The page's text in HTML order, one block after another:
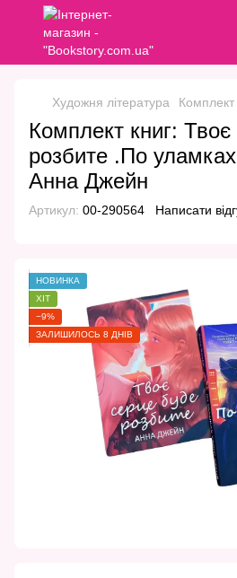
Художня література
Комплект книг:
розбите .По
Анна Джейн
Артикул: 00-290564 Написати
НОВИНКА
ХІТ
−9%
ЗАЛИШИЛОСЬ 8 ДНІВ